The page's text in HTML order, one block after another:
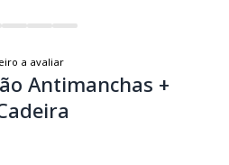
a avaliar
Antimanchas +